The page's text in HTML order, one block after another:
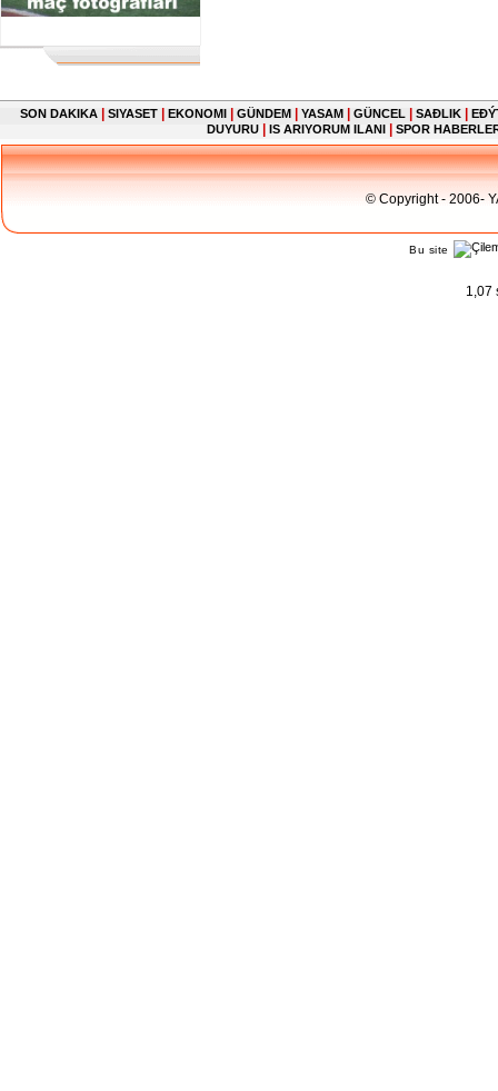
SON DAKIKA SIYASET EKONOMI GÜNDEM YASAM GÜNCEL SAĐLIK
DUYURU
IS ARIYORUM ILANI SPOR
© Copyright - 2006-
Bu site
1,07